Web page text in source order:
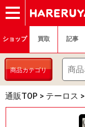
ショップ
買取
記事
デッキ検索
デッキ構築
選手一覧
店舗一覧
イベント
ヘルプ
お問い合わせ
ショップ 買取 記事
商品カテゴリ
通販TOP > テーロス >